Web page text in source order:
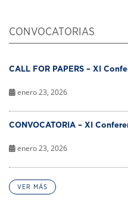
CONVOCATORIAS
CALL FOR PAPERS – XI
enero 23, 2026
CONVOCATORIA – XI
enero 23, 2026
VER MÁS